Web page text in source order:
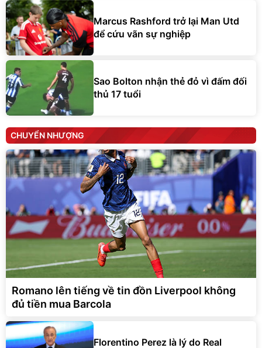
Marcus Rashford trở lại Man Utd
để cứu vãn sự nghiệp
Sao Bolton nhận thẻ đỏ vì đấm đối
thủ 17 tuổi
CHUYỂN NHƯỢNG
Romano lên tiếng về tin đồn Liverpool không
đủ tiền mua Barcola
Florentino Perez là lý do Real